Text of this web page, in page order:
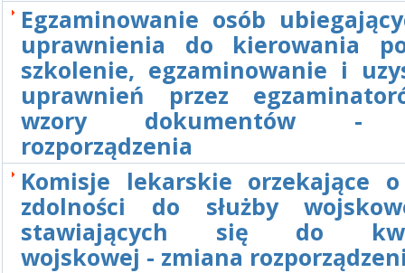
Egzaminowanie osób
uprawnienia do kierowania
szkolenie, egzaminowanie i
uprawnień przez
wzory dokumentów -
rozporządzenia
Komisje lekarskie orzekające
zdolności do służby
stawiających się do
wojskowej - zmiana